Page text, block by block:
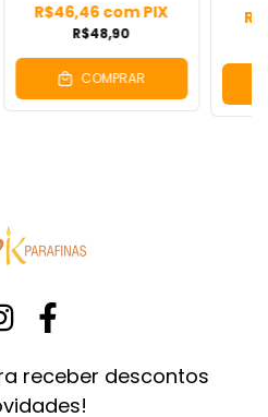
R$48,90
R$46,46comPIX
COMPRAR
receber descontos